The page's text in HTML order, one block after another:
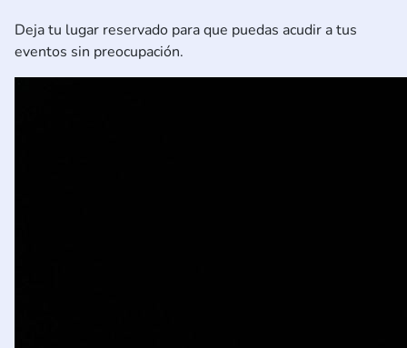
Deja tu lugar reservado para que puedas acudir a tus
eventos sin preocupación.